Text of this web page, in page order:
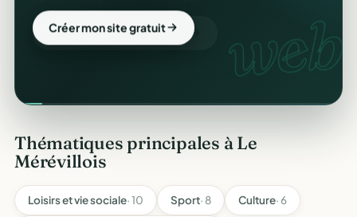
web.
Créer mon site gratuit
Thématiques principales à Le
Mérévillois
Loisirs et vie sociale· 10 Sport· 8 Culture· 6